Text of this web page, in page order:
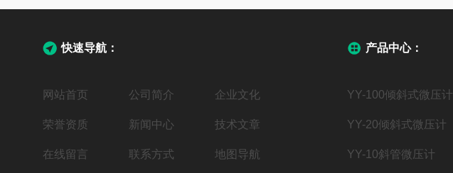
快速导航：
网站首页 公司简介 企业文化
荣誉资质 新闻中心 技术文章
在线留言 联系方式 地图导航
产品中心：
YY-100倾斜式微压计
YY-20倾斜式微压计
YY-10斜管微压计